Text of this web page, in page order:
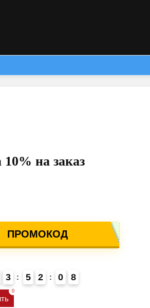
на заказ
ПРОМОКОД
3 5 2 0 7
8
0